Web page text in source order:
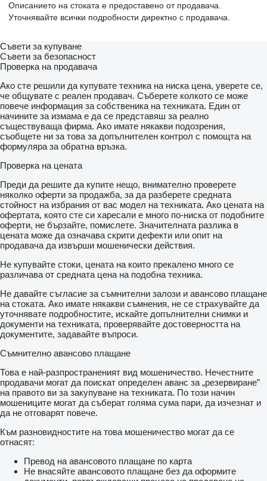
Описанието на стоката е предоставено от продавача.
Уточнявайте всички подробности директно с продавача.
Съвети за купуване
Съвети за безопасност
Проверка на продавача
Ако сте решили да купувате техника на ниска цена, уверете се,
че общувате с реален продавач. Съберете колкото се може
повече информация за собственика на техниката. Един от
начините за измама е да се представяш за реално
съществуваща фирма. Ако имате някакви подозрения,
съобщете ни за това за допълнителен контрол с помощта на
формуляра за обратна връзка.
Проверка на цената
Преди да решите да купите нещо, внимателно проверете
няколко оферти за продажба, за да разберете средната
стойност на избрания от вас модел на техниката. Ако цената на
офертата, която сте си харесали е много по-ниска от подобните
оферти, не бързайте, помислете. Значителната разлика в
цената може да означава скрити дефекти или опит на
продавача да извърши мошенически действия.
Не купувайте стоки, цената на които прекалено много се
различава от средната цена на подобна техника.
Не давайте съгласие за съмнителни залози и авансово плащане
на стоката. Ако имате някакви съмнения, не се страхувайте да
уточнявате подробностите, искайте допълнителни снимки и
документи на техниката, проверявайте достоверността на
документите, задавайте въпроси.
Съмнително авансово плащане
Това е най-разпространеният вид мошеничество. Нечестните
продавачи могат да поискат определен аванс за „резервиране”
на правото ви за закупуване на техниката. По този начин
мошениците могат да съберат голяма сума пари, да изчезнат и
да не отговарят повече.
Към разновидностите на това мошеничество могат да се
отнасят:
Превод на авансовото плащане по карта
Не внасяйте авансовото плащане без да оформите